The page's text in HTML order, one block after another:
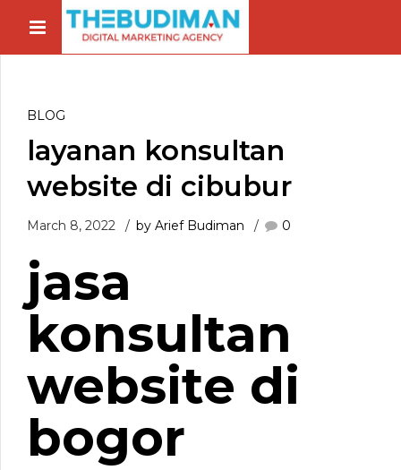
BLOG
layanan konsultan
website di cibubur
March 8, 2022 by Arief Budiman 0
jasa
konsultan
website di
bogor